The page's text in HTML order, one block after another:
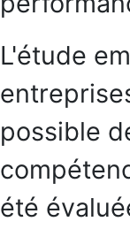
L'étude
possible
été